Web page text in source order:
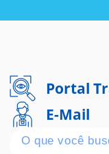
Portal
E-Mail